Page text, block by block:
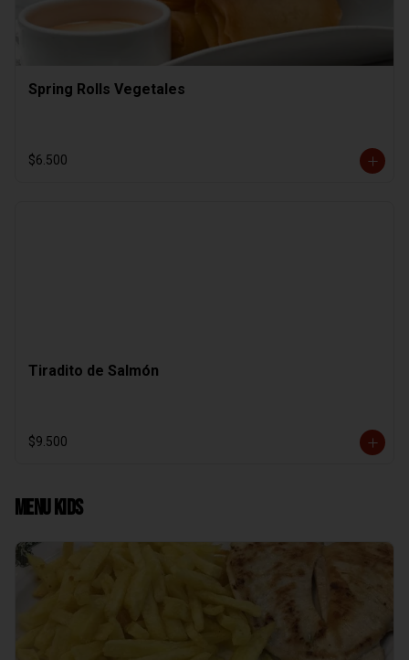
Spring Rolls Vegetales
$6.500
Tiradito de Salmón
$9.500
Menu Kids